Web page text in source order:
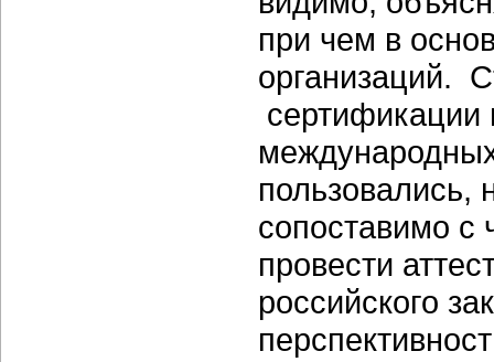
при чем в
организаций.
сертификации
пользовались,
сопоставимо
провести
российского